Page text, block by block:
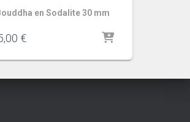
en Sodalite 30 mm
€